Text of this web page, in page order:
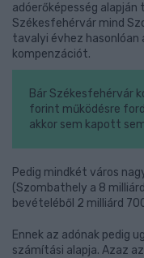
adóerőképesség
Székesfehérvár mind
tavalyi évhez hasonlóan
kompenzációt.
Bár Székesfehérvár
forint működésre
akkor sem kapott
Pedig mindkét város
(Szombathely a 8
bevételéből 2 milliárd
Ennek az adónak pedig
számítási alapja. Azaz